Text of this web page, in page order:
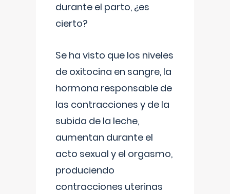
durante el parto, ¿es
cierto?
Se ha visto que los niveles
de oxitocina en sangre, la
hormona responsable de
las contracciones y de la
subida de la leche,
aumentan durante el
acto sexual y el orgasmo,
produciendo
contracciones uterinas